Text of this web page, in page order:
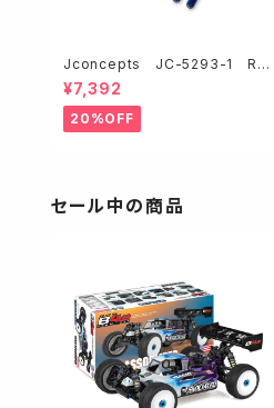
Jconcepts JC-5293-1 RC1
0B84チタン製3.5mmフィンター
ンバックルセット・ブルー
¥7,392
20%OFF
セール中の商品